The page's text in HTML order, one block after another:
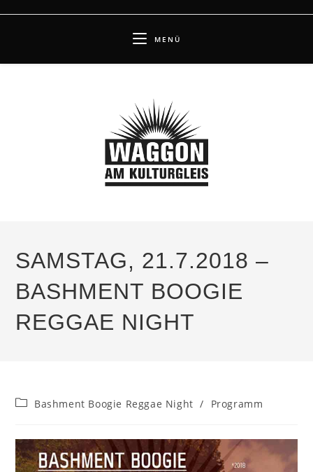
MENÜ
SAMSTAG, 21.7.2018 –
BASHMENT BOOGIE
REGGAE NIGHT
Beitrags-
Bashment Boogie Reggae Night / Programm